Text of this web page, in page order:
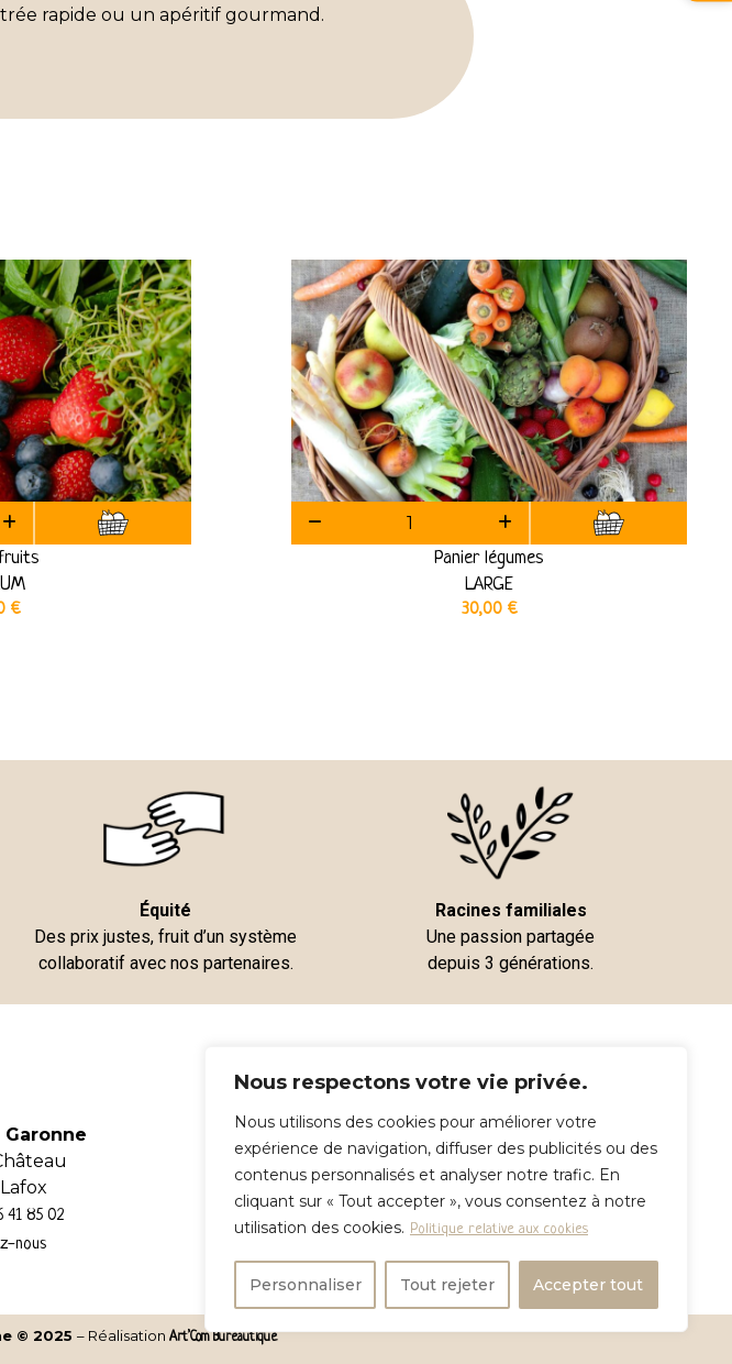
Nous respectons votre vie privée.
Nous utilisons des cookies pour améliorer votre
expérience de navigation, diffuser des publicités ou des
contenus personnalisés et analyser notre trafic. En
cliquant sur « Tout accepter », vous consentez à notre
utilisation des cookies. Politique relative aux cookies
Personnaliser Tout rejeter Accepter tout
rapide ou un apéritif gourmand.
€
Panier légumes
LARGE
30,00 €
Équité
Des prix justes, fruit d’un système
collaboratif avec nos partenaires.
Racines familiales
Une passion partagée
depuis 3 générations.
41 85 02
nous
Conditions Générales de Vente
Mentions légales
© 2025 – Réalisation Art’Com Bureautique